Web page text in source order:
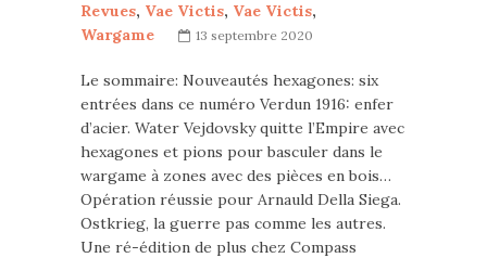
Revues, Vae Victis, Vae Victis,
Wargame
13 septembre 2020
Le sommaire: Nouveautés hexagones: six
entrées dans ce numéro Verdun 1916: enfer
d’acier. Water Vejdovsky quitte l’Empire avec
hexagones et pions pour basculer dans le
wargame à zones avec des pièces en bois…
Opération réussie pour Arnauld Della Siega.
Ostkrieg, la guerre pas comme les autres.
Une ré-édition de plus chez Compass